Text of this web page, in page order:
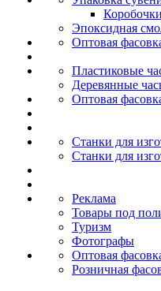
Эпоксидная
Оптовая
Пластиковые
Деревянные
Оптовая
Станки для
Станки для
Реклама
Товары под
Туризм
Фотографы
Оптовая
Розничная